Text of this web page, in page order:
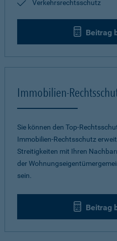
Verkehrsrechtsschutz
Beitrag
Immobilien-
Sie können den Top-
Immobilien-Rechtsschutz
Streitigkeiten mit Ihren
der
sein.
Beitrag